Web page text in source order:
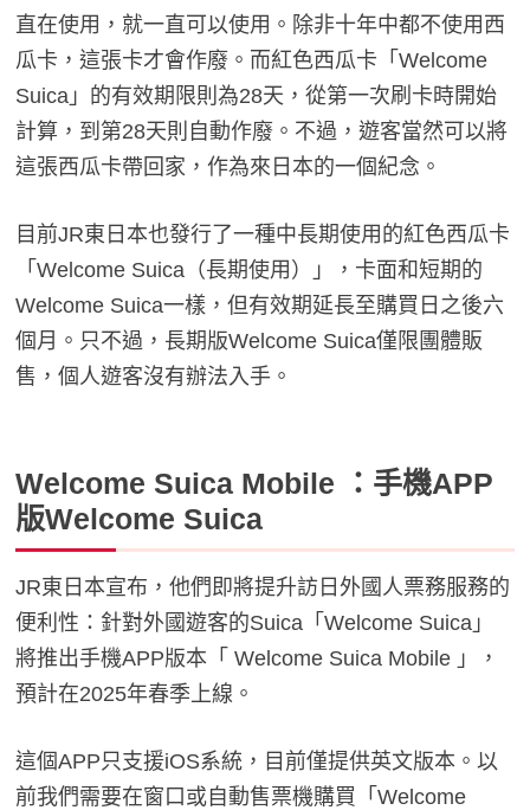
直在使用，就一直可以使用。除非十年中都不使用西
瓜卡，這張卡才會作廢。而紅色西瓜卡「Welcome
Suica」的有效期限則為28天，從第一次刷卡時開始
計算，到第28天則自動作廢。不過，遊客當然可以將
這張西瓜卡帶回家，作為來日本的一個紀念。
目前JR東日本也發行了一種中長期使用的紅色西瓜卡
「Welcome Suica（長期使用）」，卡面和短期的
Welcome Suica一樣，但有效期延長至購買日之後六
個月。只不過，長期版Welcome Suica僅限團體販
售，個人遊客沒有辦法入手。
Welcome Suica Mobile ：手機APP
版Welcome Suica
JR東日本宣布，他們即將提升訪日外國人票務服務的
便利性：針對外國遊客的Suica「Welcome Suica」
將推出手機APP版本「 Welcome Suica Mobile 」，
預計在2025年春季上線。
這個APP只支援iOS系統，目前僅提供英文版本。以
前我們需要在窗口或自動售票機購買「Welcome